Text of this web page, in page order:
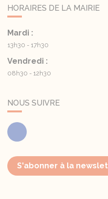
HORAIRES DE LA MAIRIE
Mardi :
13h30 - 17h30
Vendredi :
08h30 - 12h30
NOUS SUIVRE
Facebook
S'abonner à la